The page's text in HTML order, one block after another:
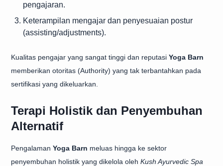
pengajaran.
Keterampilan mengajar dan penyesuaian postur
(assisting/adjustments).
Kualitas pengajar yang sangat tinggi dan reputasi Yoga Barn
memberikan otoritas (Authority) yang tak terbantahkan pada
sertifikasi yang dikeluarkan.
Terapi Holistik dan Penyembuhan
Alternatif
Pengalaman Yoga Barn meluas hingga ke sektor
penyembuhan holistik yang dikelola oleh Kush Ayurvedic Spa